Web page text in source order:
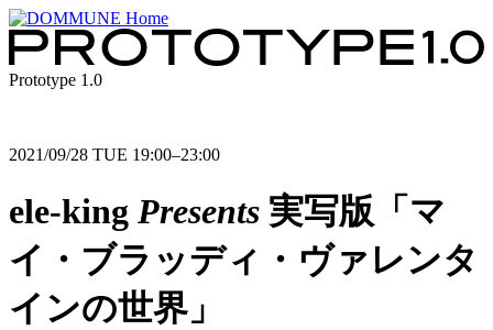
Prototype 1.0
2021/09/28 TUE 19:00–23:00
ele-king Presents 実写版「マ
イ・ブラッディ・ヴァレンタ
インの世界」